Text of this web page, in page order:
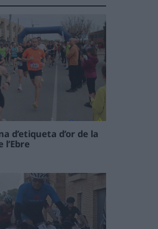
d’etiqueta d’or de la